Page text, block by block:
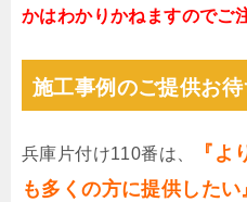
かはわかりかねますのでご
施工事例のご提供お待
兵庫片付け110番は、
『
も多くの方に提供したい